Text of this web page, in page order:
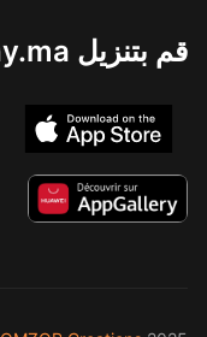
قم بتنزيل Matchy.ma